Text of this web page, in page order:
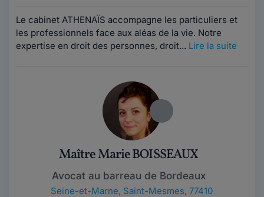
Le cabinet ATHENAÏS accompagne les particuliers et
les professionnels face aux aléas de la vie. Notre
expertise en droit des personnes, droit... Lire la suite
Maître Marie BOISSEAUX
Avocat au barreau de Bordeaux
Seine-et-Marne, Saint-Mesmes, 77410